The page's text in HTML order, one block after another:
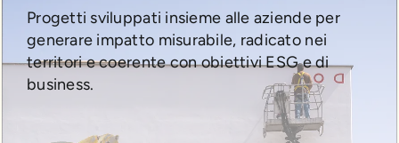
Chi siamo
Progetti sviluppati insieme alle aziende per
generare impatto misurabile, radicato nei
territori e coerente con obiettivi ESG e di
business.